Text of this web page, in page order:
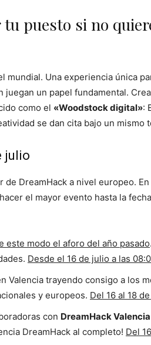
puesto si no
mundial. Una experiencia única
juegan un papel fundamental.
como el «Woodstock digital»:
se dan cita bajo un mismo
julio
DreamHack a nivel europeo.
el mayor evento hasta la
este modo el aforo del año pasado
Desde el 16 de julio a las
Valencia trayendo consigo a los
y europeos. Del 16 al 18
con DreamHack Valencia
DreamHack al completo! Del